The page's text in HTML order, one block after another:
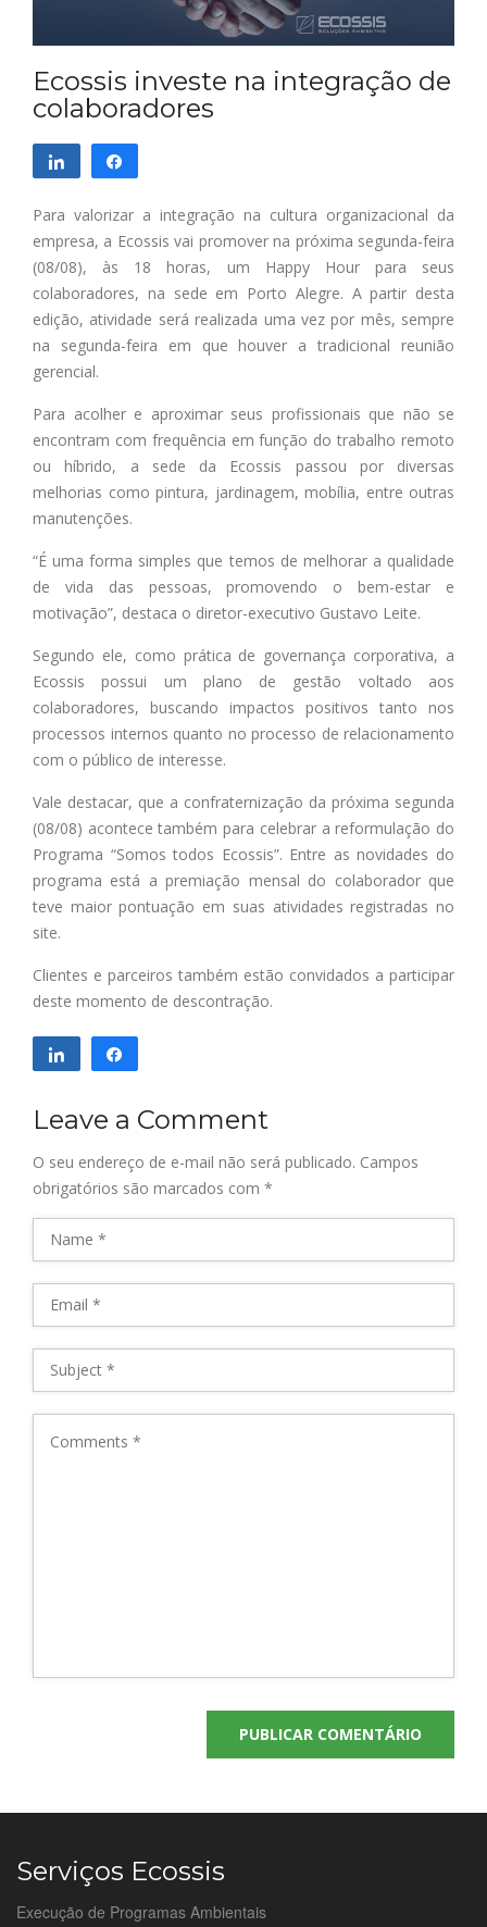
Ecossis investe na integração de
colaboradores
Compartilhar
Para valorizar a integração na cultura organizacional da
empresa, a Ecossis vai promover na próxima segunda-feira
(08/08), às 18 horas, um Happy Hour para seus
colaboradores, na sede em Porto Alegre. A partir desta
edição, atividade será realizada uma vez por mês, sempre
na segunda-feira em que houver a tradicional reunião
gerencial.
Para acolher e aproximar seus profissionais que não se
encontram com frequência em função do trabalho remoto
ou híbrido, a sede da Ecossis passou por diversas
melhorias como pintura, jardinagem, mobília, entre outras
manutenções.
“É uma forma simples que temos de melhorar a qualidade
de vida das pessoas, promovendo o bem-estar e
motivação”, destaca o diretor-executivo Gustavo Leite.
Segundo ele, como prática de governança corporativa, a
Ecossis possui um plano de gestão voltado aos
colaboradores, buscando impactos positivos tanto nos
processos internos quanto no processo de relacionamento
com o público de interesse.
Vale destacar, que a confraternização da próxima segunda
(08/08) acontece também para celebrar a reformulação do
Programa “Somos todos Ecossis”. Entre as novidades do
programa está a premiação mensal do colaborador que
teve maior pontuação em suas atividades registradas no
site.
Clientes e parceiros também estão convidados a participar
deste momento de descontração.
Compartilhar
Leave a Comment
O seu endereço de e-mail não será publicado. Campos
obrigatórios são marcados com *
Serviços Ecossis
Execução de Programas Ambientais